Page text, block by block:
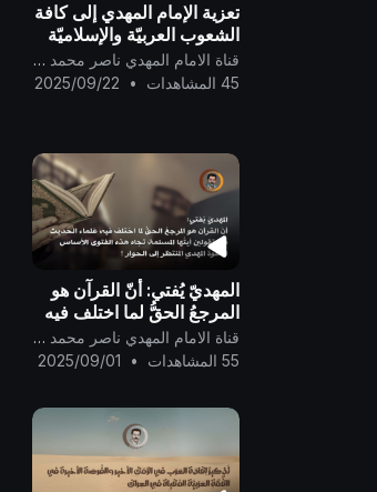
تعزية الإمام المهدي إلى كافة
الشعوب العربيّة والإسلاميّة
وإلى كافة الأمّة الإنسانيّة
أجمعين ..
قناة الامام المهدي ناصر محمد اليماني
45 المشاهدات
•
2025/09/22
المهديّ يُفتي: أنّ القرآن هو
المرجعُ الحقُّ لما اختلف فيه
عُلماء الحديث..
قناة الامام المهدي ناصر محمد اليماني
55 المشاهدات
•
2025/09/01